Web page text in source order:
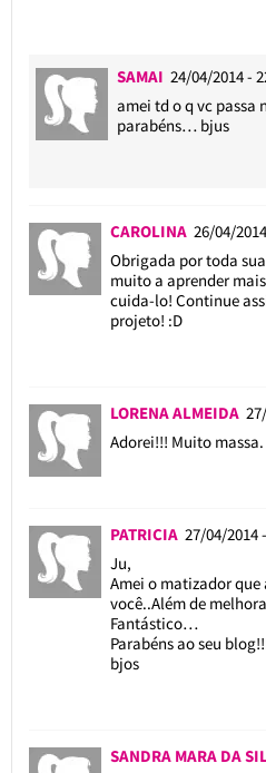
SAMAI24/04/2014 -
amei td o q vc passa
parabéns… bjus
CAROLINA 26/04/
Obrigada por toda
muito a aprender
cuida-lo! Continue
projeto! :D
LORENA ALMEIDA
Adorei!!! Muito massa.
PATRICIA 27/04/2014
Ju,
Amei o matizador
você..Além de
Fantástico…
Parabéns ao seu
bjos
SANDRA MARA DA